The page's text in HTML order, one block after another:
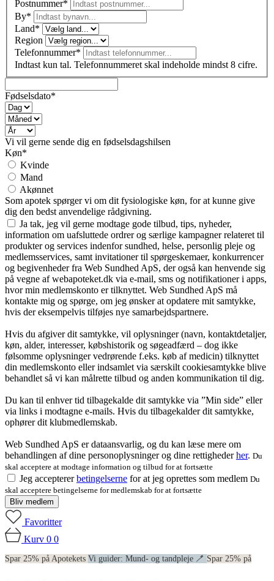
Postnummer*
By*
Land*
Region
Telefonnummer*
Indtast kun tal. Telefonnummeret skal indeholde mindst 8 cifre.
Fødselsdato*
Vi vil gerne sende dig en fødselsdagshilsen
Køn*
Kvinde
Mand
Akønnet
Som apotek spørger vi om dit fysiologiske køn, for at kunne give
dig den bedst anvendelige rådgivning.
Ja tak, jeg vil gerne modtage gode tilbud, tips, nyheder,
information om uafsluttede ordrer og særlige kampagner relateret til
produkter og services indenfor sundhed, helse, personlig pleje og
medlemsservices, samt invitationer til spørgeskemaer, konkurrencer
og begivenheder fra Web Sundhed ApS, der også kan henvende sig
på vegne af webapoteket.dk via e-mail, sms og notifikationer i apps,
hvor min medlemskonto er tilknyttet. Web Sundhed ApS må
kontakte mig og spørge, om jeg ønsker at opdatere mit samtykke,
hvis der eksempelvis tilføjes nye samarbejdspartnere.
Hvis du afgiver dit samtykke, vil oplysninger (navn, kontaktdetaljer,
køn, alder, interesser, købshistorik og søgeadfærd – dog ikke
følsomme oplysninger vedrørende f.eks. køb af medicin) tilknyttet
din medlemskonto eller indsamlet via særskilt cookiesamtykke blive
behandlet så vi kan målrette tilbud og anden kommunikation til dig.
Du kan til enhver tid tilbagekalde dit samtykke via ”Min side” eller
via links i modtagne e-mails. Hvis du tilbagekalder dit samtykke,
ophører dit klubmedlemskab.
Web Sundhed ApS er dataansvarlig, og du kan læse mere om
behandlingen af dine personoplysninger og dine rettighederher. Du
skal acceptere at modtage information og tilbud for at fortsætte
Jeg acceptererbetingelserne for at jeg oprettes som medlem Du
skal acceptere betingelserne for medlemskab for at fortsætte
Bliv medlem
Favoritter
Kurv 0 0
Spar 25% på Apotekets Vi guider: Mund- og tandpleje 🪥 Spar 25% på